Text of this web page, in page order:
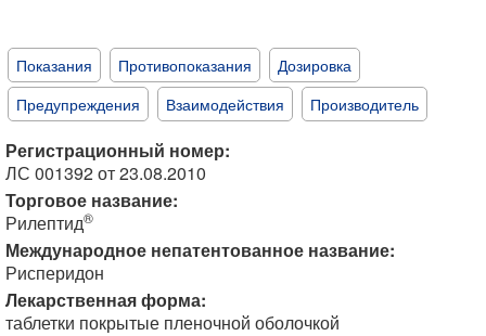
Показания Противопоказания
Дозировка
Предупреждения
Взаимодействия Производитель
Регистрационный номер:
ЛС 001392 от 23.08.2010
Торговое название:
Рилептид®
Международное непатентованное название:
Рисперидон
Лекарственная форма:
таблетки покрытые пленочной оболочкой